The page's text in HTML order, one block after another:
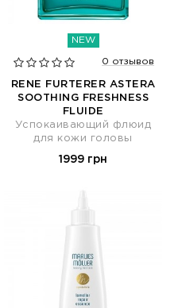
NEW
0 отзывов
RENE FURTERER ASTERA
SOOTHING FRESHNESS
FLUIDE
Успокаивающий флюид
для кожи головы
1999 грн